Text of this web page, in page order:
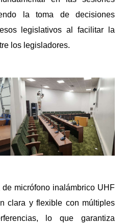
la toma de decisiones
legislativos al facilitar la
los legisladores.
de micrófono inalámbrico UHF
clara y flexible con múltiples
lo que garantiza